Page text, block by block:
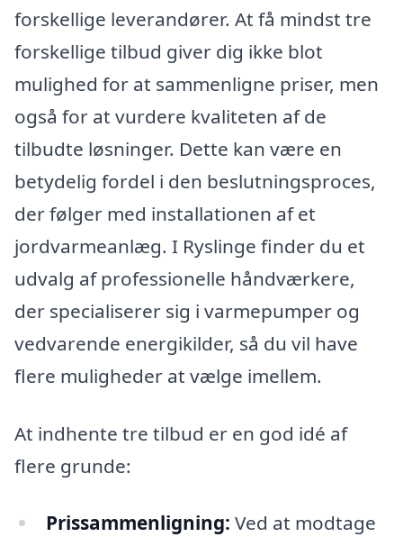
forskellige leverandører. At få mindst tre
forskellige tilbud giver dig ikke blot
mulighed for at sammenligne priser, men
også for at vurdere kvaliteten af de
tilbudte løsninger. Dette kan være en
betydelig fordel i den beslutningsproces,
der følger med installationen af et
jordvarmeanlæg. I Ryslinge finder du et
udvalg af professionelle håndværkere,
der specialiserer sig i varmepumper og
vedvarende energikilder, så du vil have
flere muligheder at vælge imellem.
At indhente tre tilbud er en god idé af
flere grunde:
Prissammenligning: Ved at modtage